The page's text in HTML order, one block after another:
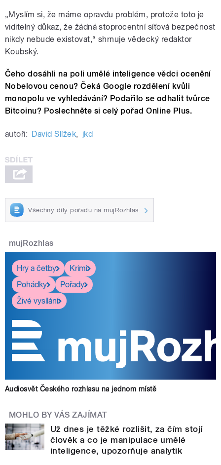
„Myslím si, že máme opravdu problém, protože toto je
viditelný důkaz, že žádná stoprocentní síťová bezpečnost
nikdy nebude existovat,“ shrnuje vědecký redaktor
Koubský.
Čeho dosáhli na poli umělé inteligence vědci ocenění
Nobelovou cenou? Čeká Google rozdělení kvůli
monopolu ve vyhledávání? Podařilo se odhalit tvůrce
Bitcoinu? Poslechněte si celý pořad Online Plus.
autoři: David Slížek, jkd
Všechny díly pořadu na mujRozhlas
mujRozhlas
Hry a četby
Krimi
Pohádky
Pořady
Živé vysílání
Audiosvět Českého rozhlasu na jednom místě
MOHLO BY VÁS ZAJÍMAT
Už dnes je těžké rozlišit, za čím stojí
člověk a co je manipulace umělé
inteligence, upozorňuje analytik